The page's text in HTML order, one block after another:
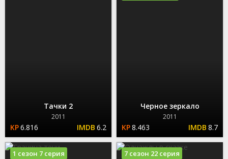
Тачки 2
2011
6.816 6.2
Черное зеркало
2011
8.463 8.7
1 сезон 7 серия 7 сезон 22 серия